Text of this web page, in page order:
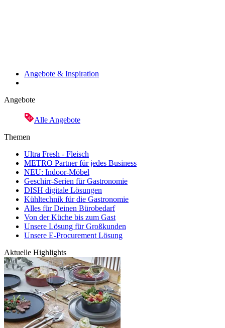
Angebote & Inspiration
Angebote
Alle Angebote
Themen
Ultra Fresh - Fleisch
METRO Partner für jedes Business
NEU: Indoor-Möbel
Geschirr-Serien für Gastronomie
DISH digitale Lösungen
Kühltechnik für die Gastronomie
Alles für Deinen Bürobedarf
Von der Küche bis zum Gast
Unsere Lösung für Großkunden
Unsere E-Procurement Lösung
Aktuelle Highlights